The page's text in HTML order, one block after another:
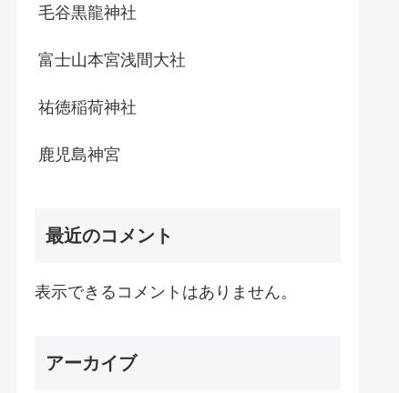
毛谷黒龍神社
富士山本宮浅間大社
祐徳稲荷神社
鹿児島神宮
最近のコメント
表示できるコメントはありません。
アーカイブ